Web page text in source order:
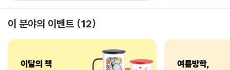
이 분야의 이벤트 12